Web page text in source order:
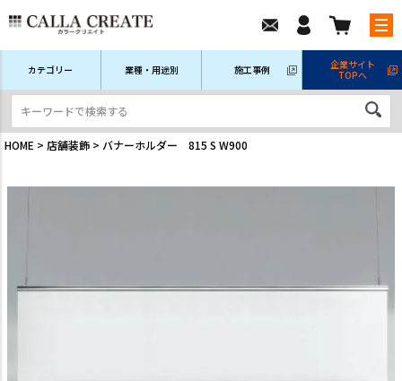
ログイン/マイページ
注文履歴
カテゴリー 業種・用途別 施工事例
企業サイト
TOPへ
HOME 店舗装飾 バナーホルダー 815 S W900